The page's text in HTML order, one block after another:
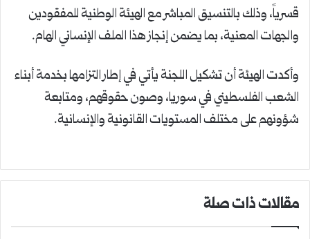
قسرياً، وذلك بالتنسيق المباشر مع الهيئة الوطنية للمفقودين
والجهات المعنية، بما يضمن إنجاز هذا الملف الإنساني الهام.
وأكدت الهيئة أن تشكيل اللجنة يأتي في إطار التزامها بخدمة أبناء
الشعب الفلسطيني في سوريا، وصون حقوقهم، ومتابعة
شؤونهم على مختلف المستويات القانونية والإنسانية.
مقالات ذات صلة